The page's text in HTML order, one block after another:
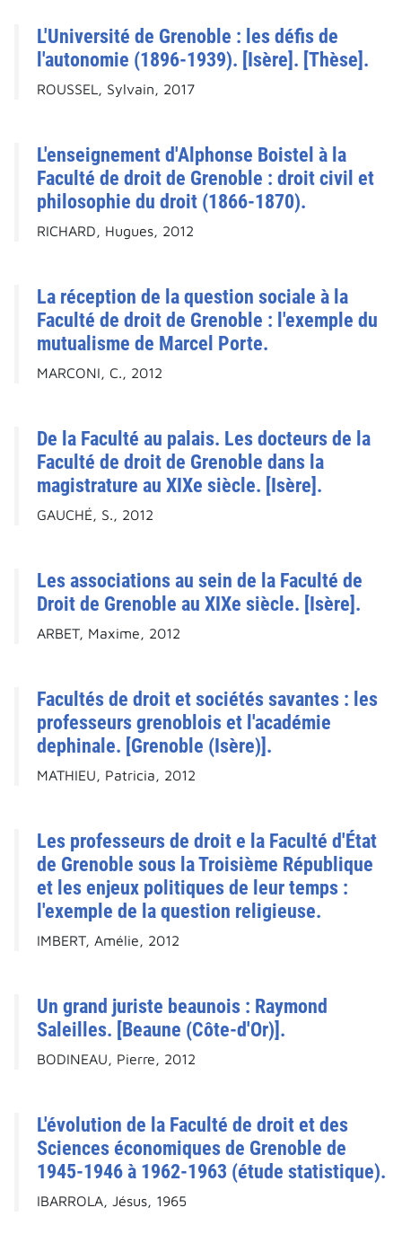
L'Université de Grenoble : les défis de
l'autonomie (1896-1939). [Isère]. [Thèse].
ROUSSEL, Sylvain, 2017
L'enseignement d'Alphonse Boistel à la
Faculté de droit de Grenoble : droit civil et
philosophie du droit (1866-1870).
RICHARD, Hugues, 2012
La réception de la question sociale à la
Faculté de droit de Grenoble : l'exemple du
mutualisme de Marcel Porte.
MARCONI, C., 2012
De la Faculté au palais. Les docteurs de la
Faculté de droit de Grenoble dans la
magistrature au XIXe siècle. [Isère].
GAUCHÉ, S., 2012
Les associations au sein de la Faculté de
Droit de Grenoble au XIXe siècle. [Isère].
ARBET, Maxime, 2012
Facultés de droit et sociétés savantes : les
professeurs grenoblois et l'académie
dephinale. [Grenoble (Isère)].
MATHIEU, Patricia, 2012
Les professeurs de droit e la Faculté d'État
de Grenoble sous la Troisième République
et les enjeux politiques de leur temps :
l'exemple de la question religieuse.
IMBERT, Amélie, 2012
Un grand juriste beaunois : Raymond
Saleilles. [Beaune (Côte-d'Or)].
BODINEAU, Pierre, 2012
L'évolution de la Faculté de droit et des
Sciences économiques de Grenoble de
1945-1946 à 1962-1963 (étude statistique).
IBARROLA, Jésus, 1965